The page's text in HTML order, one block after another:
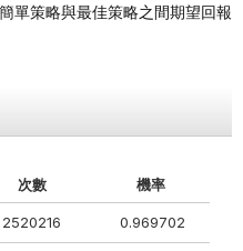
單策略與最佳策略之間期望回報
次數 機率
2520216 0.969702